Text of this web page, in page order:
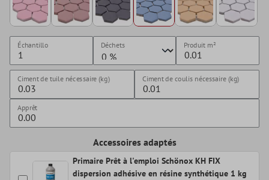
Échantillo Déchets Produit m²
Ciment de tuile nécessaire (kg) Ciment de coulis nécessaire (kg)
Apprêt
Accessoires adaptés
Primaire Prêt à l'emploi Schönox KH FIX
dispersion adhésive en résine synthétique 1 kg